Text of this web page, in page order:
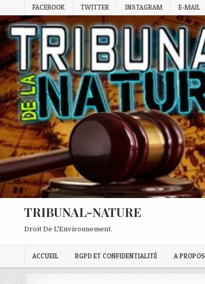
to
content
FACEBOOK TWITTER INSTAGRAM E-MAIL
TRIBUNAL-NATURE
Droit De L'Environnement.
ACCUEIL RGPD ET CONFIDENTIALITÉ A PROPOS